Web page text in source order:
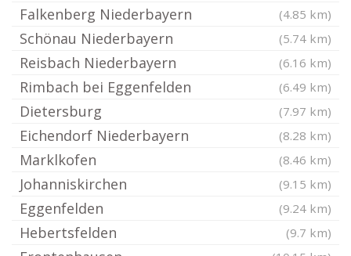
Falkenberg Niederbayern (4.85 km)
Schönau Niederbayern (5.74 km)
Reisbach Niederbayern (6.16 km)
Rimbach bei Eggenfelden (6.49 km)
Dietersburg (7.97 km)
Eichendorf Niederbayern (8.28 km)
Marklkofen (8.46 km)
Johanniskirchen (9.15 km)
Eggenfelden (9.24 km)
Hebertsfelden (9.7 km)